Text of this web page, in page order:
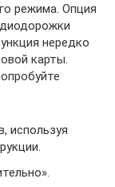
режима. Опция
нередко
карты.
используя